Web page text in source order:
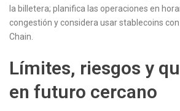
la billetera; planifica las operaciones en
congestión y considera usar stablecoins
Chain.
Límites, riesgos y
en futuro cercano